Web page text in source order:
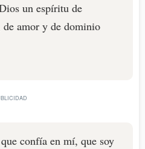
un espíritu de
de amor y de dominio
confía en mí, que soy